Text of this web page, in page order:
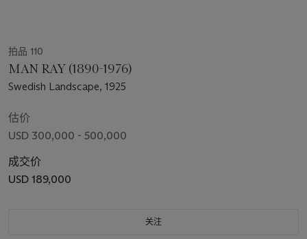
拍品 110
MAN RAY (1890-1976)
Swedish Landscape, 1925
估价
USD 300,000 - 500,000
成交价
USD 189,000
关注